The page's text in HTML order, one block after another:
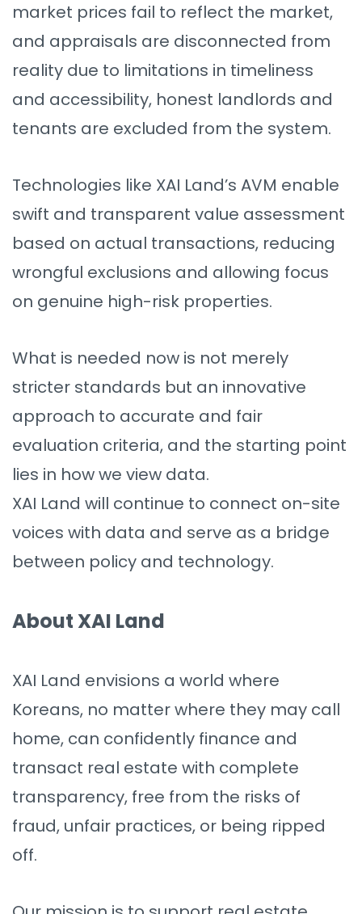
market prices fail to reflect the market,
and appraisals are disconnected from
reality due to limitations in timeliness
and accessibility, honest landlords and
tenants are excluded from the system.
Technologies like XAI Land’s AVM enable
swift and transparent value assessment
based on actual transactions, reducing
wrongful exclusions and allowing focus
on genuine high-risk properties.
What is needed now is not merely
stricter standards but an innovative
approach to accurate and fair
evaluation criteria, and the starting point
lies in how we view data.
XAI Land will continue to connect on-site
voices with data and serve as a bridge
between policy and technology.
About XAI Land
XAI Land envisions a world where
Koreans, no matter where they may call
home, can confidently finance and
transact real estate with complete
transparency, free from the risks of
fraud, unfair practices, or being ripped
off.